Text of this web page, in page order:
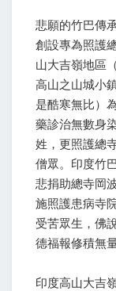
悲願的竹巴傳
創設專為照護
山大吉嶺地區
高山之山城小
是酷寒無比）
藥診治無數身
姓，更照護總
僧眾。印度竹
悲捐助總寺岡
施照護患病寺
受苦眾生，佛
德福報修積無量
印度高山大吉